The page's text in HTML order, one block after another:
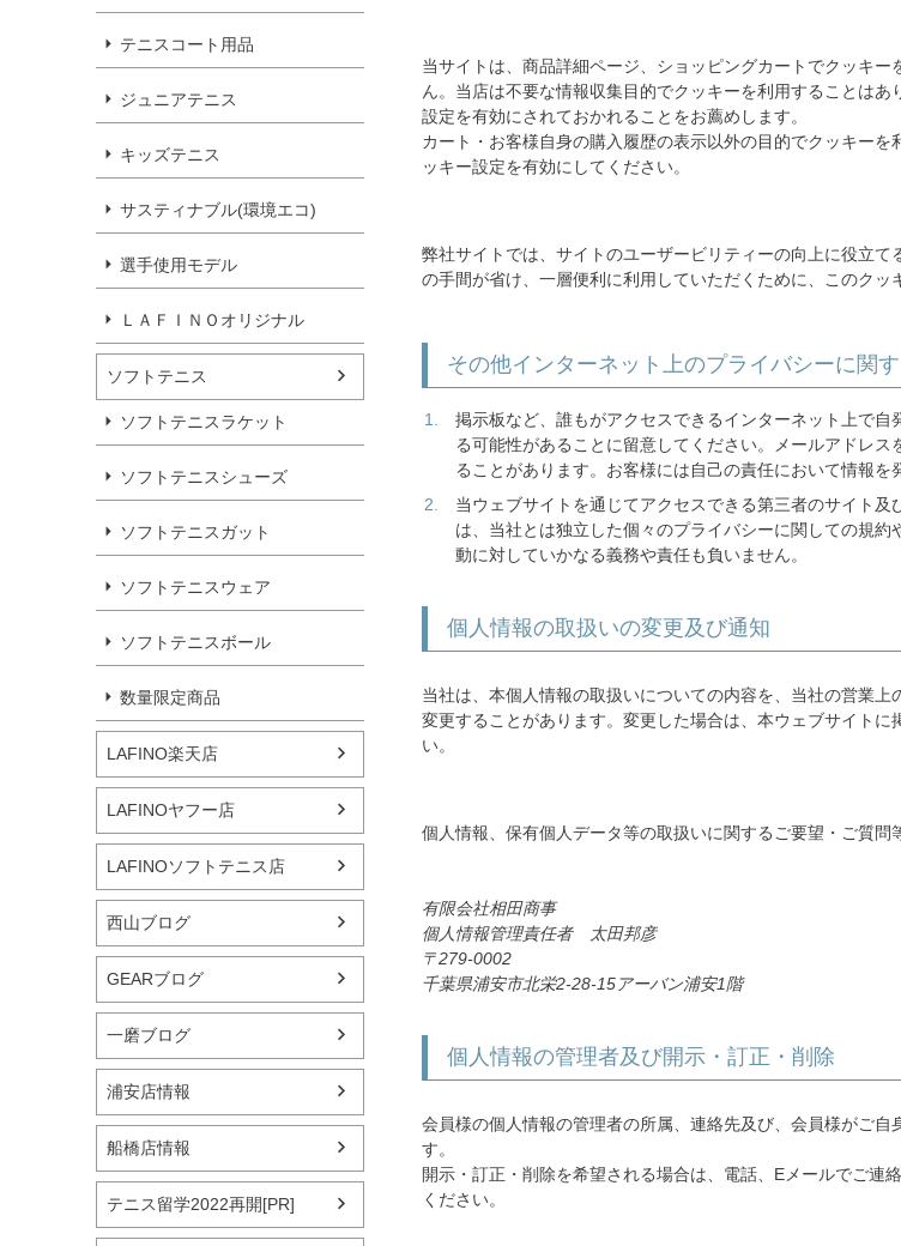
テニスコート用品
ジュニアテニス
キッズテニス
サスティナブル(環境エコ)
選手使用モデル
ＬＡＦＩＮＯオリジナル
ソフトテニス
ソフトテニスラケット
ソフトテニスシューズ
ソフトテニスガット
ソフトテニスウェア
ソフトテニスボール
数量限定商品
LAFINO楽天店
LAFINOヤフー店
LAFINOソフトテニス店
西山ブログ
GEARブログ
一磨ブログ
浦安店情報
船橋店情報
テニス留学2022再開[PR]
当サイトは、商品詳細ページ、ショッピングカートでクッキ
ん。当店は不要な情報収集目的でクッキーを利用することは
設定を有効にされておかれることをお薦めします。
カート・お客様自身の購入履歴の表示以外の目的でクッキー
ッキー設定を有効にしてください。
弊社サイトでは、サイトのユーザービリティーの向上に役立
の手間が省け、一層便利に利用していただくために、このクッ
その他インターネット上のプライバシーに関
掲示板など、誰もがアクセスできるインターネット上で
る可能性があることに留意してください。メールアドレ
ることがあります。お客様には自己の責任において情報を
当ウェブサイトを通じてアクセスできる第三者のサイト
は、当社とは独立した個々のプライバシーに関しての規
動に対していかなる義務や責任も負いません。
個人情報の取扱いの変更及び通知
当社は、本個人情報の取扱いについての内容を、当社の営業
変更することがあります。変更した場合は、本ウェブサイト
い。
個人情報、保有個人データ等の取扱いに関するご要望・ご質問
有限会社相田商事
個人情報管理責任者 太田邦彦
279-0002
千葉県浦安市北栄2-28-15アーバン浦安1階
個人情報の管理者及び開示・訂正・削除
会員様の個人情報の管理者の所属、連絡先及び、会員様がご
す。
開示・訂正・削除を希望される場合は、電話、Eメールでご連
ください。